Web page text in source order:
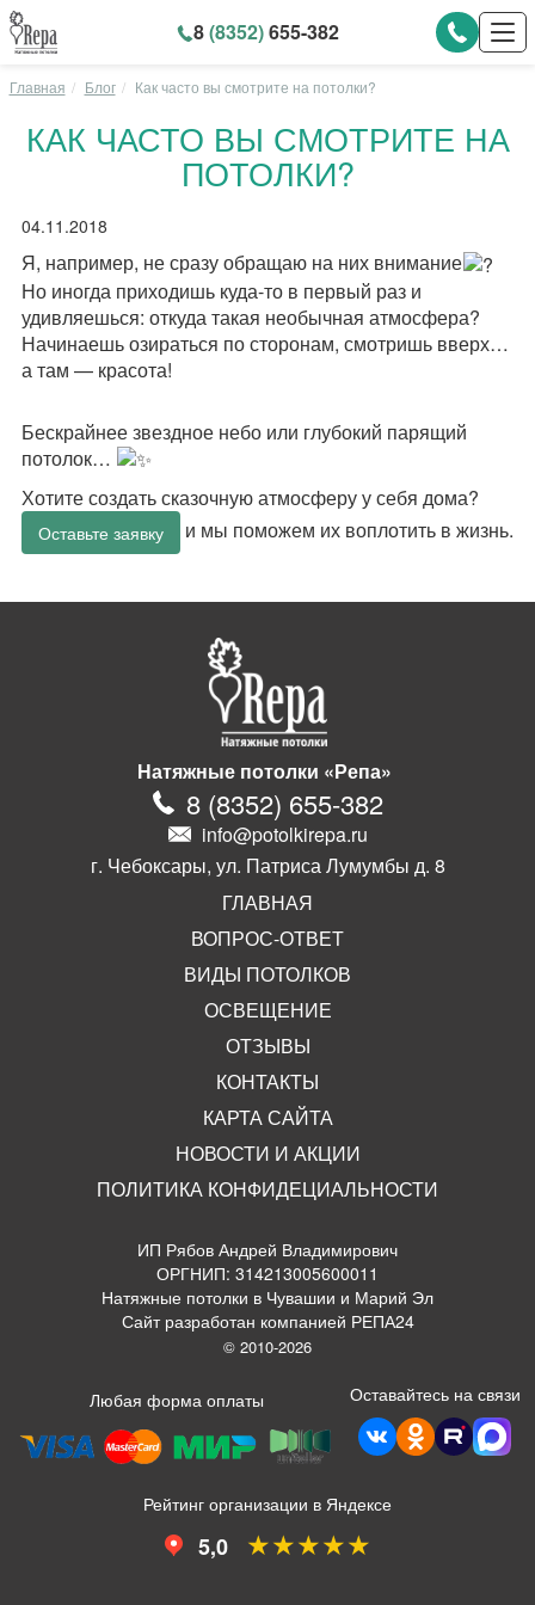
8(8352)655-382
Главная Блог Как часто вы смотрите на потолки?
КАК ЧАСТО ВЫ СМОТРИТЕ НА
ПОТОЛКИ?
04.11.2018
Я, например, не сразу обращаю на них внимание
Но иногда приходишь куда-то в первый раз и
удивляешься: откуда такая необычная атмосфера?
Начинаешь озираться по сторонам, смотришь вверх…
а там — красота!
Бескрайнее звездное небо или глубокий парящий
потолок…
Хотите создать сказочную атмосферу у себя дома?
Оставьте заявку и мы поможем их воплотить в жизнь.
Натяжные потолки «Репа»
8 (8352) 655-382
info@potolkirepa.ru
г. Чебоксары, ул. Патриса Лумумбы д. 8
ГЛАВНАЯ
ВОПРОС-ОТВЕТ
ВИДЫ ПОТОЛКОВ
ОСВЕЩЕНИЕ
ОТЗЫВЫ
КОНТАКТЫ
КАРТА САЙТА
НОВОСТИ И АКЦИИ
ПОЛИТИКА КОНФИДЕЦИАЛЬНОСТИ
ИП Рябов Андрей Владимирович
ОРГНИП: 314213005600011
Натяжные потолки в Чувашии и Марий Эл
Сайт разработан компанией РЕПА24
© 2010-2026
Любая форма оплаты Оставайтесь на связи
Рейтинг организации в Яндексе
5,0 ★★★★★